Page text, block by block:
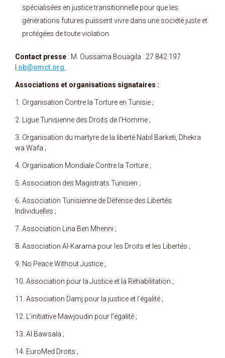
spécialisées en justice transitionnelle pour que les
générations futures puissent vivre dans une société juste et
protégées de toute violation.
Contact presse : M. Oussama Bouagila : 27 842 197
ob@omct.org
Associations et organisations signataires :
1. Organisation Contre la Torture en Tunisie ;
2. Ligue Tunisienne des Droits de l’Homme ;
3. Organisation du martyre de la liberté Nabil Barketi, Dhekra
wa Wafa ;
4. Organisation Mondiale Contre la Torture ;
5. Association des Magistrats Tunisien ;
6. Association Tunisienne de Défense des Libertés
Individuelles ;
7. Association Lina Ben Mhenni ;
8. Association Al-Karama pour les Droits et les Libertés ;
9. No Peace Without Justice ;
10. Association pour la Justice et la Réhabilitation ;
11. Association Damj pour la justice et l’égalité ;
12. L’initiative Mawjoudin pour l’égalité ;
13. Al Bawsala ;
14. EuroMed Droits ;